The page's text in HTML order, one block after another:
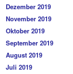
Dezember 2019
November 2019
Oktober 2019
September 2019
August 2019
Juli 2019